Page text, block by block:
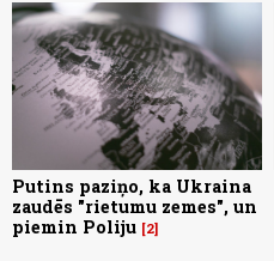
Putins paziņo, ka Ukraina
zaudēs "rietumu zemes", un
piemin Poliju 2